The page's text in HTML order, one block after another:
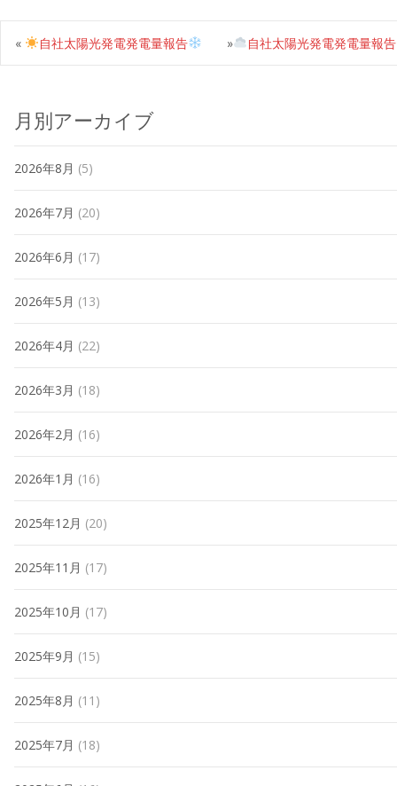
« 自社太陽光発電発電量報告 自社太陽光発電発電量報告
»
月別アーカイブ
2026年8月 (5)
2026年7月 (20)
2026年6月 (17)
2026年5月 (13)
2026年4月 (22)
2026年3月 (18)
2026年2月 (16)
2026年1月 (16)
2025年12月 (20)
2025年11月 (17)
2025年10月 (17)
2025年9月 (15)
2025年8月 (11)
2025年7月 (18)